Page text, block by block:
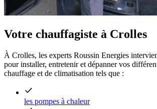
Votre chauffagiste à Crolles
À Crolles, les experts Roussin Energies
pour installer, entretenir et dépanner vos
chauffage et de climatisation tels que :
les pompes à chaleur